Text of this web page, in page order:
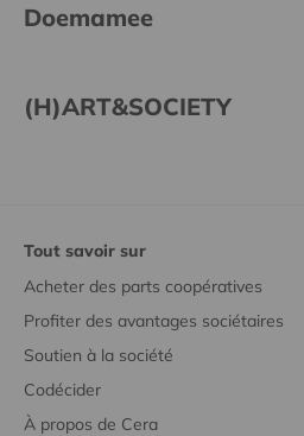
Doemamee
(H)ART&SOCIETY
Tout savoir sur
Acheter des parts coopératives
Profiter des avantages sociétaires
Soutien à la société
Codécider
À propos de Cera